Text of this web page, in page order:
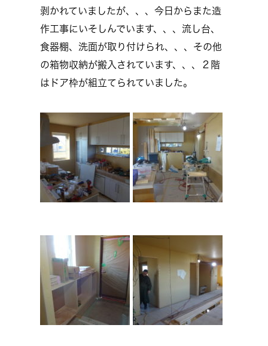
剥かれていましたが、、、今日からまた造
作工事にいそしんでいます、、、流し台、
食器棚、洗面が取り付けられ、、、その他
の箱物収納が搬入されています、、、２階
はドア枠が組立てられていました。